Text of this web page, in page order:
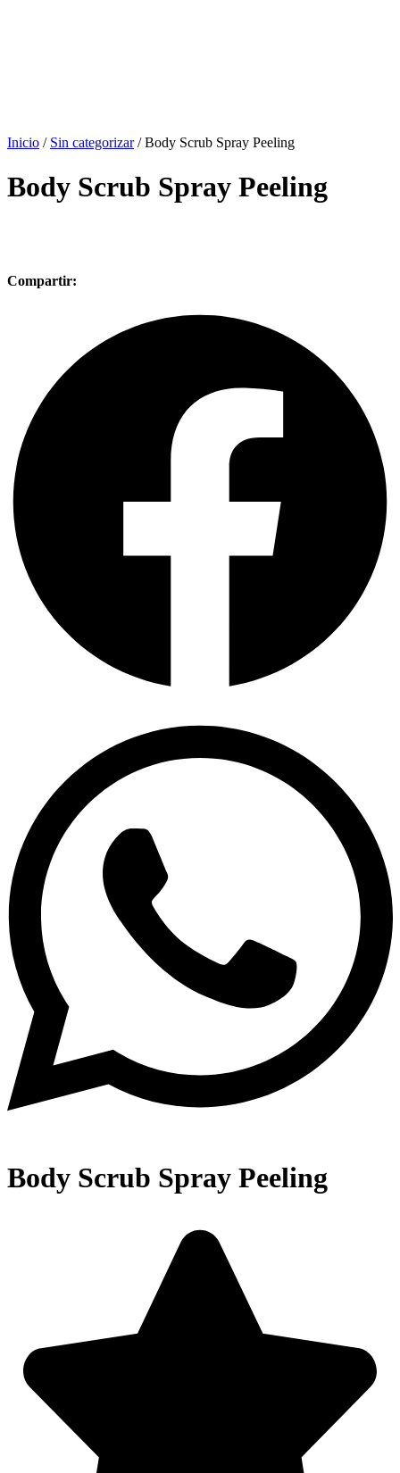
Inicio / Sin categorizar/ Body Scrub Spray Peeling
Body Scrub Spray Peeling
Compartir:
Body Scrub Spray Peeling